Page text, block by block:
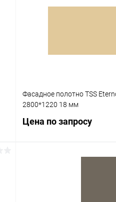
Фасадное полотно TSS
2800*1220 18 мм
Цена по запросу